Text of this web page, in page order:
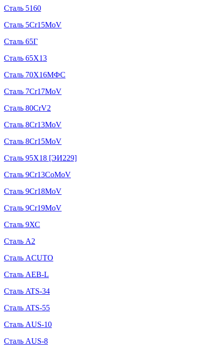
Сталь 5160
Сталь 5Cr15MoV
Сталь 65Г
Сталь 65Х13
Сталь 70Х16МФС
Сталь 7Cr17MoV
Сталь 80CrV2
Сталь 8Cr13MoV
Сталь 8Cr15MoV
Сталь 95Х18 [ЭИ229]
Сталь 9Cr13CoMoV
Сталь 9Cr18MoV
Сталь 9Cr19MoV
Сталь 9ХС
Сталь A2
Сталь ACUTO
Сталь AEB-L
Сталь ATS-34
Сталь ATS-55
Сталь AUS-10
Сталь AUS-8